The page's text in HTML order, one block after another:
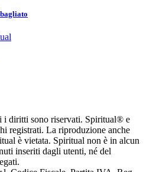
diritti sono riservati. Spiritual® e
registrati. La riproduzione anche
è vietata. Spiritual non è in alcun
inseriti dagli utenti, né del